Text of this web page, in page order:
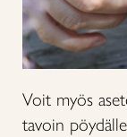
Voit myös
tavoin